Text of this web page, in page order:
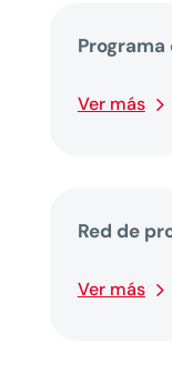
Ver más
Red de
Ver más